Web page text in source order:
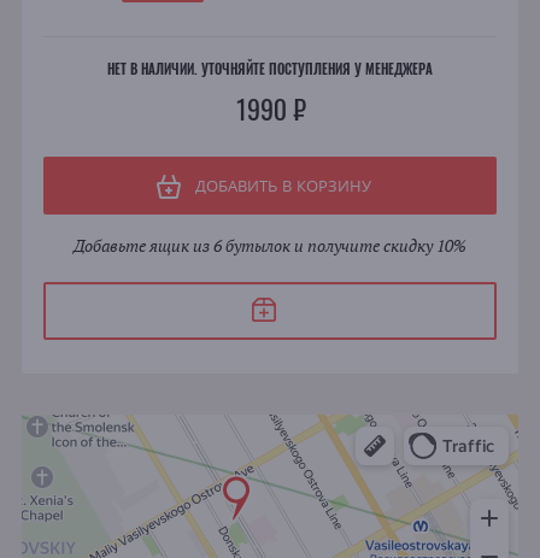
НЕТ В НАЛИЧИИ. УТОЧНЯЙТЕ ПОСТУПЛЕНИЯ У МЕНЕДЖЕРА
1990 ₽
ДОБАВИТЬ В КОРЗИНУ
Добавьте ящик из 6 бутылок и получите скидку 10%